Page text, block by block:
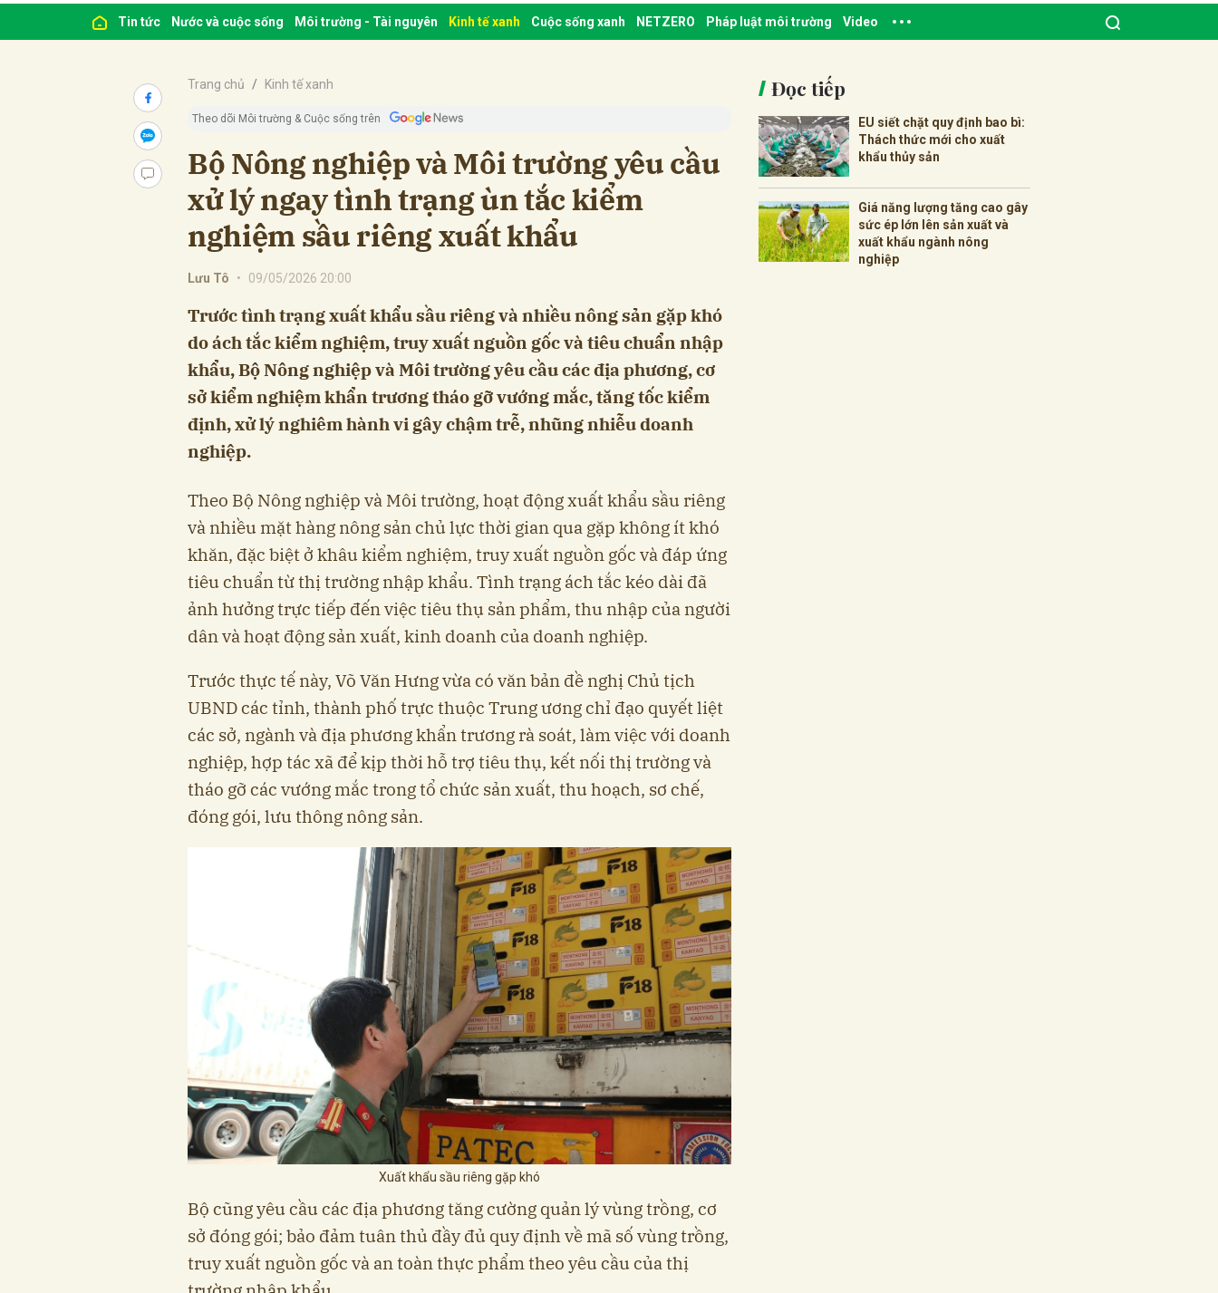
Tin tức Nước và cuộc sống Môi trường - Tài nguyên Kinh tế xanh Cuộc sống xanh NETZERO Pháp luật môi trường Video
Trang chủ Kinh tế xanh
Theo dõi Môi trường & Cuộc sống trên
Bộ Nông nghiệp và Môi trường yêu cầu
xử lý ngay tình trạng ùn tắc kiểm
nghiệm sầu riêng xuất khẩu
Lưu Tô • 09/05/2026 20:00
Trước tình trạng xuất khẩu sầu riêng và nhiều nông sản gặp khó
do ách tắc kiểm nghiệm, truy xuất nguồn gốc và tiêu chuẩn nhập
khẩu, Bộ Nông nghiệp và Môi trường yêu cầu các địa phương, cơ
sở kiểm nghiệm khẩn trương tháo gỡ vướng mắc, tăng tốc kiểm
định, xử lý nghiêm hành vi gây chậm trễ, nhũng nhiễu doanh
nghiệp.
Theo Bộ Nông nghiệp và Môi trường, hoạt động xuất khẩu sầu riêng
và nhiều mặt hàng nông sản chủ lực thời gian qua gặp không ít khó
khăn, đặc biệt ở khâu kiểm nghiệm, truy xuất nguồn gốc và đáp ứng
tiêu chuẩn từ thị trường nhập khẩu. Tình trạng ách tắc kéo dài đã
ảnh hưởng trực tiếp đến việc tiêu thụ sản phẩm, thu nhập của người
dân và hoạt động sản xuất, kinh doanh của doanh nghiệp.
Trước thực tế này, Võ Văn Hưng vừa có văn bản đề nghị Chủ tịch
UBND các tỉnh, thành phố trực thuộc Trung ương chỉ đạo quyết liệt
các sở, ngành và địa phương khẩn trương rà soát, làm việc với doanh
nghiệp, hợp tác xã để kịp thời hỗ trợ tiêu thụ, kết nối thị trường và
tháo gỡ các vướng mắc trong tổ chức sản xuất, thu hoạch, sơ chế,
đóng gói, lưu thông nông sản.
Xuất khẩu sầu riêng gặp khó
Bộ cũng yêu cầu các địa phương tăng cường quản lý vùng trồng, cơ
sở đóng gói; bảo đảm tuân thủ đầy đủ quy định về mã số vùng trồng,
truy xuất nguồn gốc và an toàn thực phẩm theo yêu cầu của thị
Đọc tiếp
EU siết chặt quy định bao bì:
Thách thức mới cho xuất
khẩu thủy sản
Giá năng lượng tăng cao gây
sức ép lớn lên sản xuất và
xuất khẩu ngành nông
nghiệp